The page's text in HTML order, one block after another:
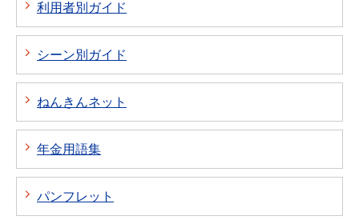
利用者別ガイド
シーン別ガイド
ねんきんネット
年金用語集
パンフレット